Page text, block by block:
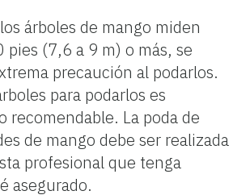
árboles de mango miden
(7,6 a 9 m) o más, se
precaución al podarlos.
para podarlos es
recomendable. La poda de
de mango debe ser realizada
profesional que tenga
asegurado.